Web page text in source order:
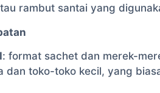
rambut santai yang
: format sachet dan merek-
dan toko-toko kecil, yang